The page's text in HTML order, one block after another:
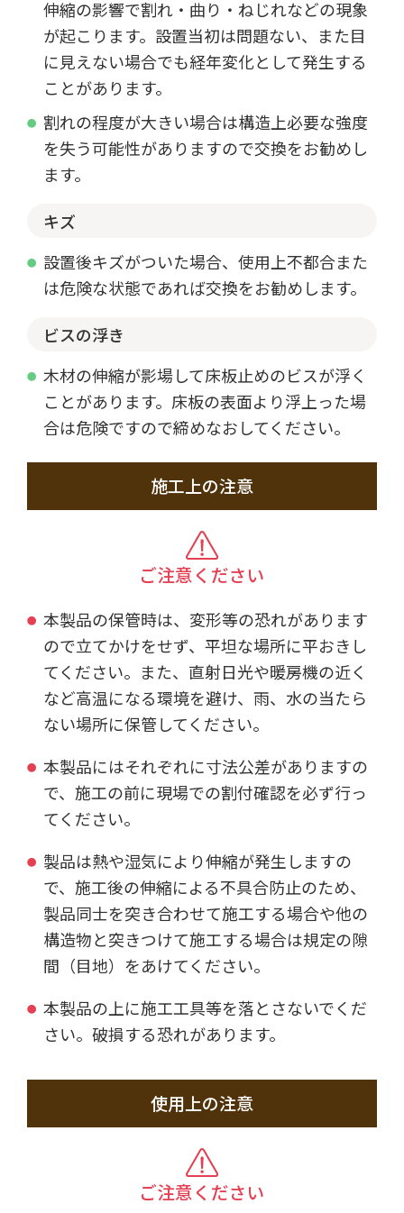
伸縮の影響で割れ・曲り・ねじれなどの現象
が起こります。設置当初は問題ない、また目
に見えない場合でも経年変化として発生する
ことがあります。
割れの程度が大きい場合は構造上必要な強度
を失う可能性がありますので交換をお勧めし
ます。
キズ
設置後キズがついた場合、使用上不都合また
は危険な状態であれば交換をお勧めします。
ビスの浮き
木材の伸縮が影場して床板止めのビスが浮く
ことがあります。床板の表面より浮上った場
合は危険ですので締めなおしてください。
施工上の注意
ご注意ください
本製品の保管時は、変形等の恐れがあります
ので立てかけをせず、平坦な場所に平おきし
てください。また、直射日光や暖房機の近く
など高温になる環境を避け、雨、水の当たら
ない場所に保管してください。
本製品にはそれぞれに寸法公差がありますの
で、施工の前に現場での割付確認を必ず行っ
てください。
製品は熱や湿気により伸縮が発生しますの
で、施工後の伸縮による不具合防止のため、
製品同士を突き合わせて施工する場合や他の
構造物と突きつけて施工する場合は規定の隙
間（目地）をあけてください。
本製品の上に施工工具等を落とさないでくだ
さい。破損する恐れがあります。
使用上の注意
ご注意ください